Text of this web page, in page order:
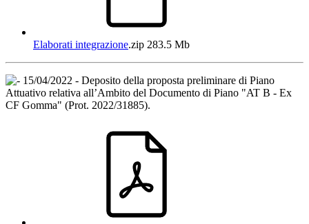
Elaborati integrazione.zip 283.5 Mb
15/04/2022 - Deposito della proposta preliminare di Piano
Attuativo relativa all’Ambito del Documento di Piano "AT B - Ex
CF Gomma" (Prot. 2022/31885).